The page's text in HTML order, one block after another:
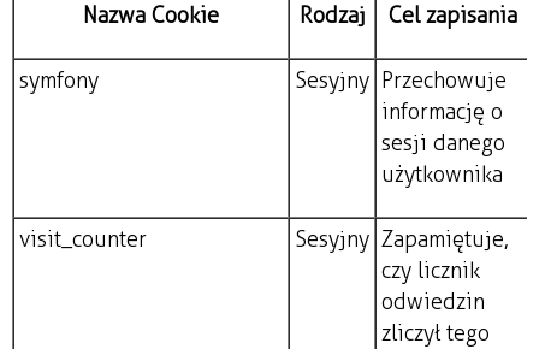
Nazwa Cookie Rodzaj Cel zapisania
symfony Sesyjny Przechowuje
informację o
sesji danego
użytkownika
visit_counter Sesyjny Zapamiętuje,
czy licznik
odwiedzin
zliczył tego